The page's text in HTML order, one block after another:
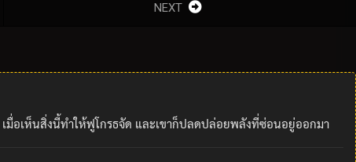
NEXT
มื่อเห็นสิ่งนี้ทำให้ฟูโกรธจัด และเขาก็ปลดปล่อยพลังที่ซ่อนอยู่ออกมา